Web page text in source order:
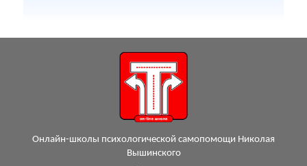
Онлайн-школы психологической самопомощи Николая
Вышинского